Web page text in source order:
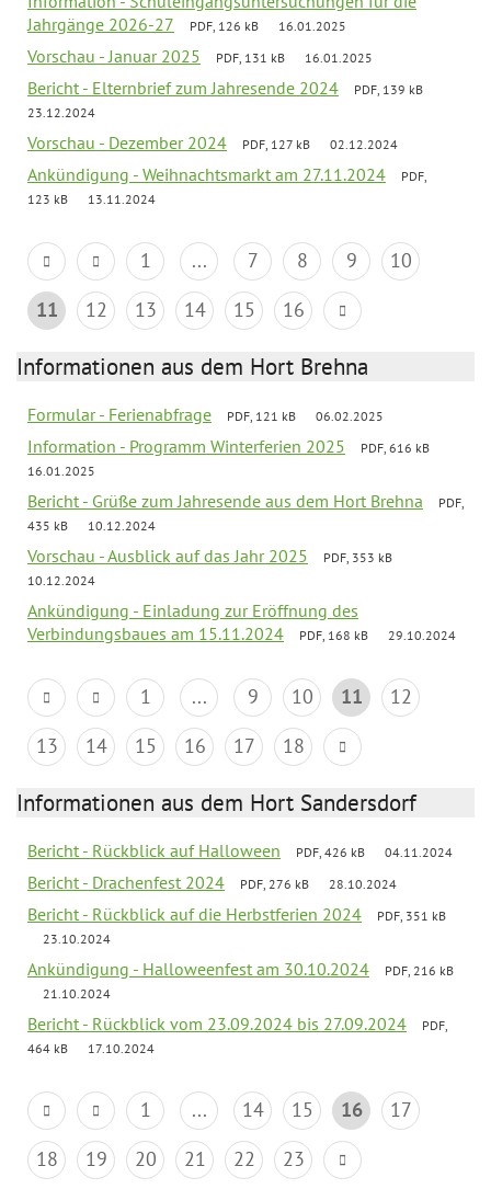
Jahrgänge 2026-27
PDF, 126 kB 16.01.2025
Vorschau - Januar 2025 PDF, 131 kB 16.01.2025
Bericht - Elternbrief zum Jahresende 2024
PDF, 139 kB
23.12.2024
Vorschau - Dezember 2024 PDF, 127 kB 02.12.2024
Ankündigung - Weihnachtsmarkt am 27.11.2024
PDF,
123 kB
13.11.2024
1 ... 7 8 9
10
11
12 13 14 15 16
Informationen aus dem Hort Brehna
Formular - Ferienabfrage PDF, 121 kB 06.02.2025
Information - Programm Winterferien 2025
PDF, 616 kB
16.01.2025
Bericht - Grüße zum Jahresende aus dem Hort Brehna
PDF,
435 kB
10.12.2024
Vorschau - Ausblick auf das Jahr 2025
PDF, 353 kB
10.12.2024
Ankündigung - Einladung zur Eröffnung des
Verbindungsbaues am 15.11.2024
PDF, 168 kB 29.10.2024
1 ... 9 10 11
12
13
14 15 16 17 18
Informationen aus dem Hort Sandersdorf
Bericht - Rückblick auf Halloween PDF, 426 kB 04.11.2024
Bericht - Drachenfest 2024 PDF, 276 kB 28.10.2024
Bericht - Rückblick auf die Herbstferien 2024
PDF, 351 kB
23.10.2024
Ankündigung - Halloweenfest am 30.10.2024
PDF, 216 kB
21.10.2024
Bericht - Rückblick vom 23.09.2024 bis 27.09.2024
PDF,
464 kB
17.10.2024
1 ... 14 15 16
17
18
19 20 21 22 23